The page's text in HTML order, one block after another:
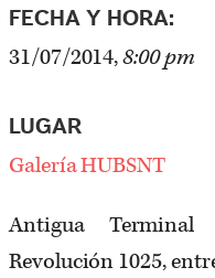
FECHA Y HORA:
31/07/2014,8:00 pm
LUGAR
Galería HUBSNT
Antigua Terminal
Revolución 1025,